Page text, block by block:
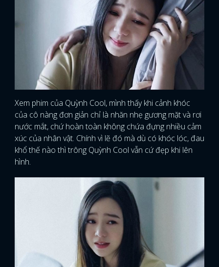
FACEBOOK GOOGLE
Xem phim của Quỳnh Cool, mình thấy khi cảnh khóc
của cô nàng đơn giản chỉ là nhăn nhẹ gương mặt và rơi
nước mắt, chứ hoàn toàn không chứa đựng nhiều cảm
xúc của nhân vật. Chính vì lẽ đó mà dù có khóc lóc, đau
khổ thế nào thì trông Quỳnh Cool vẫn cứ đẹp khi lên
hình.